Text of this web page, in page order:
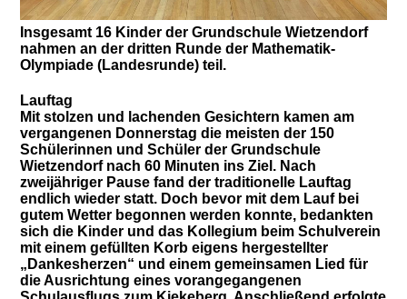
Insgesamt 16 Kinder der Grundschule Wietzendorf
nahmen an der dritten Runde der Mathematik-
Olympiade (Landesrunde) teil.
Lauftag
Mit stolzen und lachenden Gesichtern kamen am
vergangenen Donnerstag die meisten der 150
Schülerinnen und Schüler der Grundschule
Wietzendorf nach 60 Minuten ins Ziel. Nach
zweijähriger Pause fand der traditionelle Lauftag
endlich wieder statt. Doch bevor mit dem Lauf bei
gutem Wetter begonnen werden konnte, bedankten
sich die Kinder und das Kollegium beim Schulverein
mit einem gefüllten Korb eigens hergestellter
„Dankesherzen“ und einem gemeinsamen Lied für
die Ausrichtung eines vorangegangenen